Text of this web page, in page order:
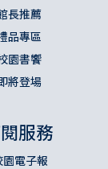
長推薦
品專區
園書饗
將登場
服務
園電子報